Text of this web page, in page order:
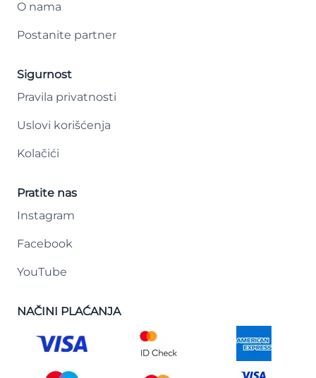
O nama
Postanite partner
Sigurnost
Pravila privatnosti
Uslovi korišćenja
Kolačići
Pratite nas
Instagram
Facebook
YouTube
NAČINI PLAĆANJA